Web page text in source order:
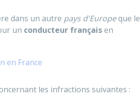
dans un autre pays d'Europeque le
un conducteur françaisen
en France
les infractions suivantes :